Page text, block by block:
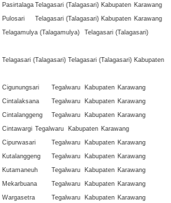
Pasirtalaga Telagasari (Talagasari) Kabupaten Karawang
Pulosari Telagasari (Talagasari) Kabupaten Karawang
Telagamulya (Talagamulya)
Telagasari (Talagasari)
Telagasari (Talagasari) Telagasari (Talagasari) Kabupaten
Cigunungsari Tegalwaru Kabupaten Karawang
Cintalaksana Tegalwaru Kabupaten Karawang
Cintalanggeng Tegalwaru Kabupaten Karawang
Cintawargi Tegalwaru Kabupaten Karawang
Cipurwasari Tegalwaru Kabupaten Karawang
Kutalanggeng Tegalwaru Kabupaten Karawang
Kutamaneuh Tegalwaru Kabupaten Karawang
Mekarbuana Tegalwaru Kabupaten Karawang
Wargasetra Tegalwaru Kabupaten Karawang